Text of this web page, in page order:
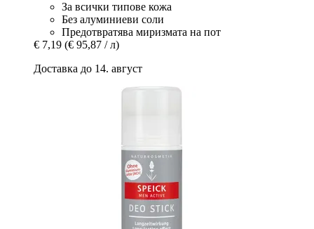
За всички типове кожа
Без алуминиеви соли
Предотвратява миризмата на пот
€ 7,19 (€ 95,87 / л)
Доставка до 14. август